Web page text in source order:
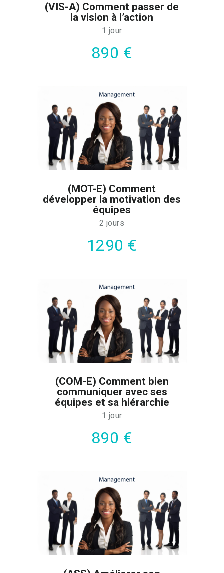
(VIS-A) Comment passer de
la vision à l’action
1 jour
890 €
(MOT-E) Comment
développer la motivation des
équipes
2 jours
1290 €
(COM-E) Comment bien
communiquer avec ses
équipes et sa hiérarchie
1 jour
890 €